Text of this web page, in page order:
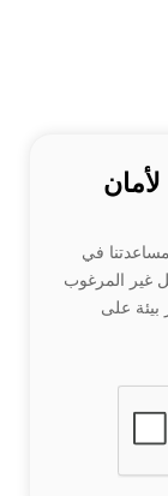
في
غير المرغوب
بيئة على